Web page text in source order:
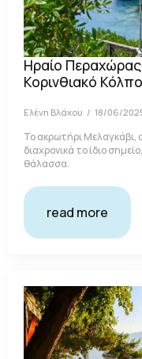
Ηραίο
Κορινθιακό Κόλπο
Ελένη Βλάχου 18/06/
Το ακρωτήρι Μελαγκάβι,
διαχρονικά το ίδιο
θάλασσα.
read more